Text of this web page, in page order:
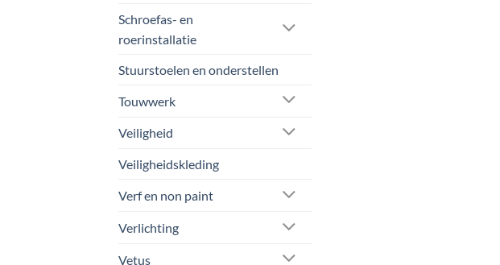
Schroefas- en
roerinstallatie
Stuurstoelen en onderstellen
Touwwerk
Veiligheid
Veiligheidskleding
Verf en non paint
Verlichting
Vetus